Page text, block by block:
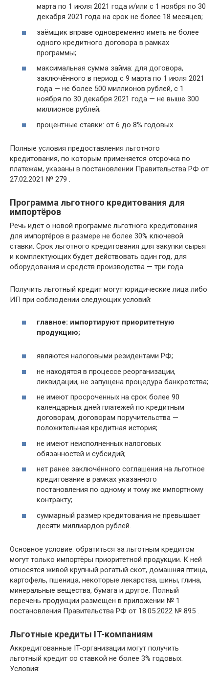
марта по 1 июля 2021 года и/или с 1 ноября по 30
декабря 2021 года на срок не более 18 месяцев;
заёмщик вправе одновременно иметь не более
одного кредитного договора в рамках
программы;
максимальная сумма займа: для договора,
заключённого в период с 9 марта по 1 июля 2021
года — не более 500 миллионов рублей, с 1
ноября по 30 декабря 2021 года — не выше 300
миллионов рублей;
процентные ставки: от 6 до 8% годовых.
Полные условия предоставления льготного
кредитования, по которым применяется отсрочка по
платежам, указаны в постановлении Правительства РФ от
27.02.2021 № 279 .
Программа льготного кредитования для
импортёров
Речь идёт о новой программе льготного кредитования
для импортёров в размере не более 30% ключевой
ставки. Срок льготного кредитования для закупки сырья
и комплектующих будет действовать один год, для
оборудования и средств производства — три года.
Получить льготный кредит могут юридические лица либо
ИП при соблюдении следующих условий:
главное: импортируют приоритетную
продукцию;
являются налоговыми резидентами РФ;
не находятся в процессе реорганизации,
ликвидации, не запущена процедура банкротства;
не имеют просроченных на срок более 90
календарных дней платежей по кредитным
договорам, договорам поручительства —
положительная кредитная история;
не имеют неисполненных налоговых
обязанностей и субсидий;
нет ранее заключённого соглашения на льготное
кредитование в рамках указанного
постановления по одному и тому же импортному
контракту;
суммарный размер кредитования не превышает
десяти миллиардов рублей.
Основное условие: обратиться за льготным кредитом
могут только импортёры приоритетной продукции. К ней
относятся живой крупный рогатый скот, домашняя птица,
картофель, пшеница, некоторые лекарства, шины, глина,
минеральные вещества, бумага и другое. Полный
перечень продукции размещён в приложении № 1
постановления Правительства РФ от 18.05.2022 № 895 .
Льготные кредиты IT-компаниям
Аккредитованные IT-организации могут получить
льготный кредит со ставкой не более 3% годовых.
Условия: